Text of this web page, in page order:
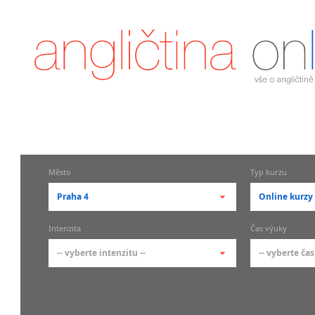
Město
Praha 4
-- vyberte město --
pražské městské části
Typ kurzu
Online
-- vyberte
Intenzita
-- vyberte intenzitu --
Čas výuky
-- vyberte